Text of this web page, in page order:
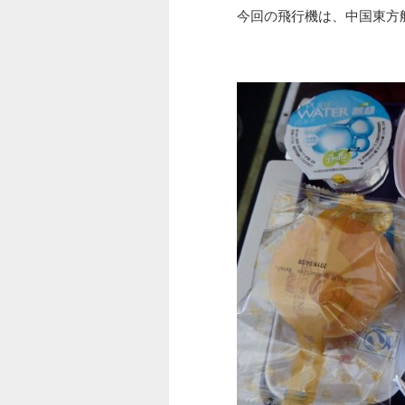
今回の飛行機は、中国東方